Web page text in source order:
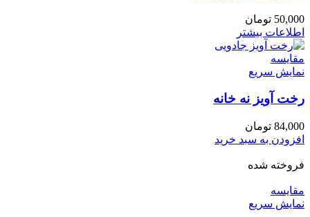
50,000 تومان
اطلاعات بیشتر
مقايسه
نمایش سریع
رخت آویز نه خانه
84,000 تومان
افزودن به سبد خرید
فروخته شده
مقايسه
نمایش سریع